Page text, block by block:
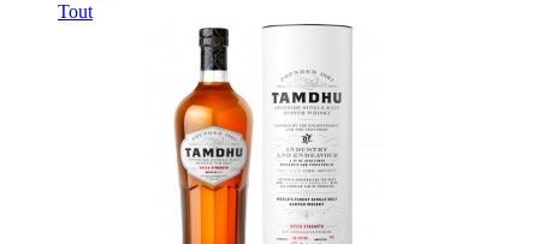
Tout